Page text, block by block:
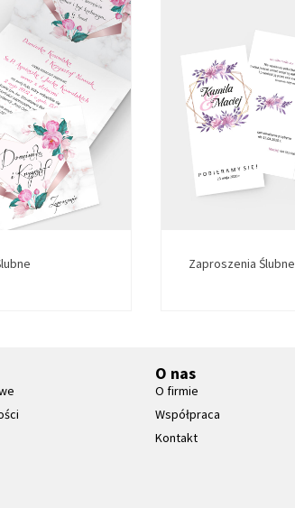
Zaproszenia Ślubne
O nas
O firmie
Współpraca
Kontakt